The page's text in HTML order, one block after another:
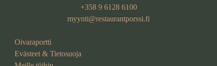
+358 9 6128 6100
myynti@restaurantporssi.fi
Oivaraportti
Evästeet & Tietosuoja